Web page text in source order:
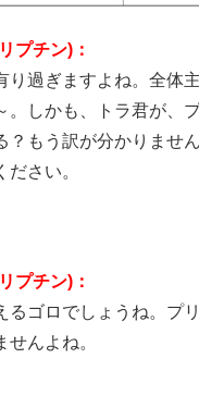
プチン)：
り過ぎますよね。全体
。しかも、トラ君が、
？もう訳が分かりませ
さい。
プチン)：
るゴロでしょうね。プ
んよね。